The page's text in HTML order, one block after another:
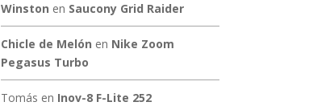
Winston en Saucony Grid Raider
Chicle de Melón en Nike Zoom
Pegasus Turbo
Tomás en Inov-8 F-Lite 252